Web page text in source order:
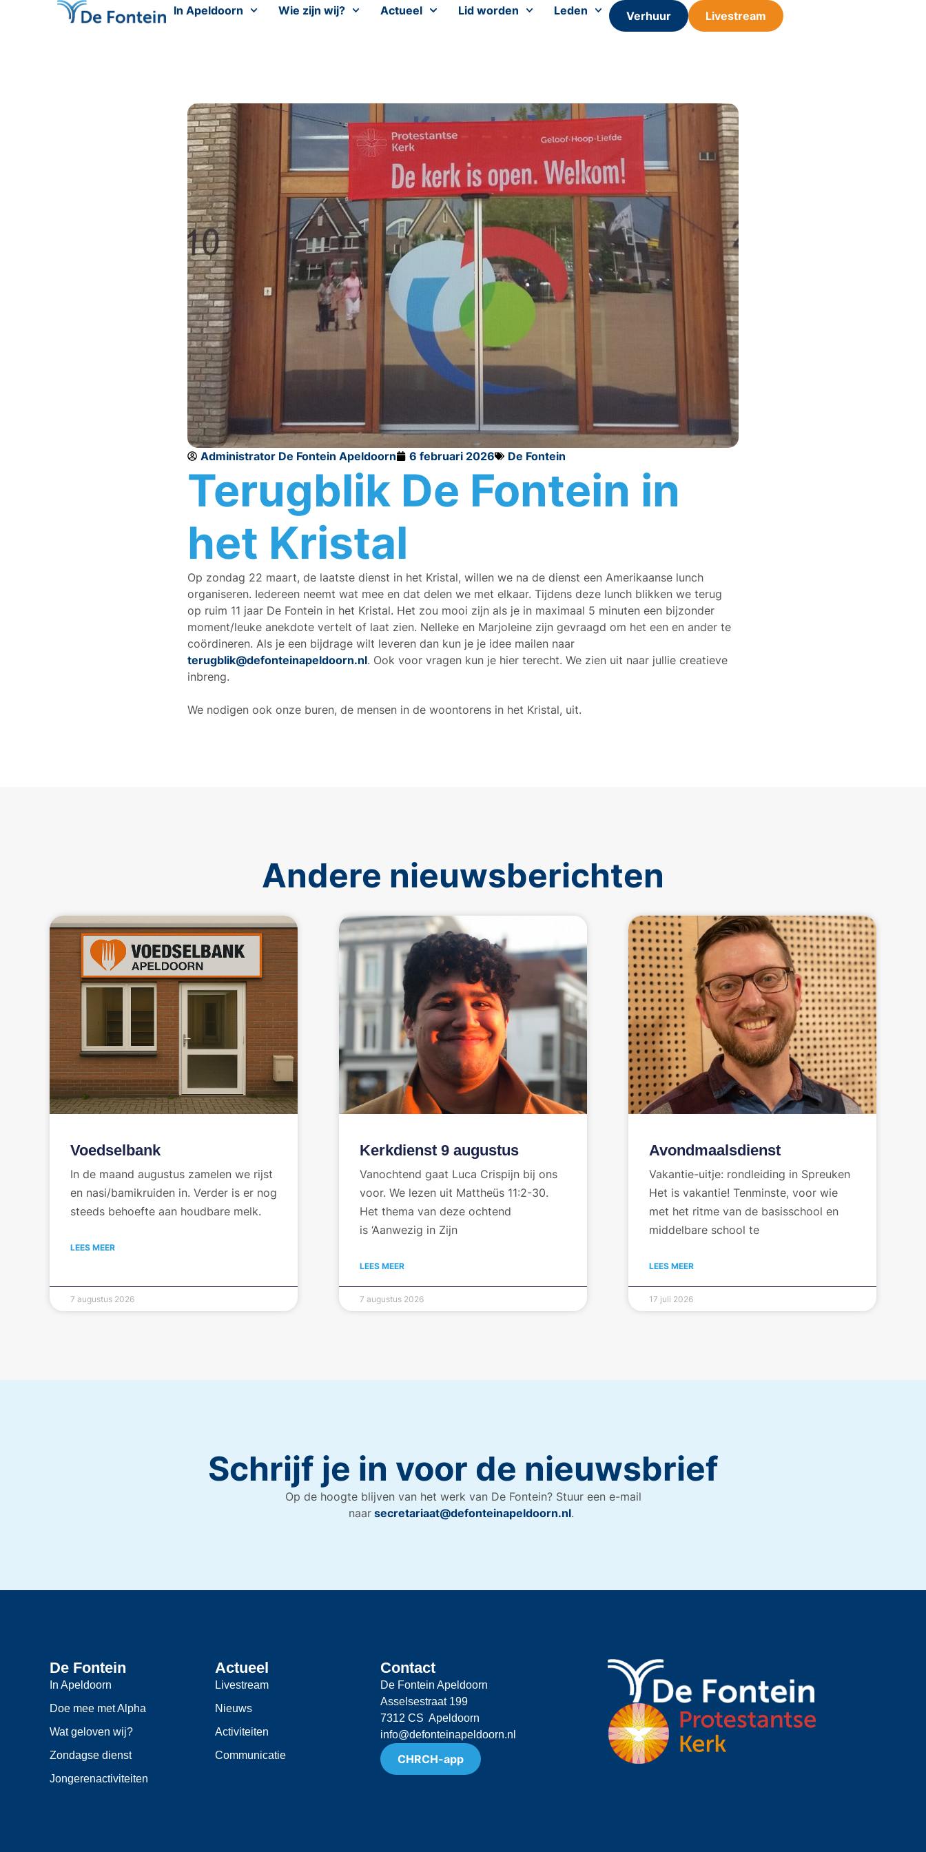
In Apeldoorn Wie zijn wij? Actueel Lid worden Leden Verhuur Livestream
Administrator De Fontein Apeldoorn 6 februari 2026 De Fontein
Terugblik De Fontein in
het Kristal
Op zondag 22 maart, de laatste dienst in het Kristal, willen we na de dienst een Amerikaanse lunch
organiseren. Iedereen neemt wat mee en dat delen we met elkaar. Tijdens deze lunch blikken we terug
op ruim 11 jaar De Fontein in het Kristal. Het zou mooi zijn als je in maximaal 5 minuten een bijzonder
moment/leuke anekdote vertelt of laat zien. Nelleke en Marjoleine zijn gevraagd om het een en ander te
coördineren. Als je een bijdrage wilt leveren dan kun je je idee mailen naar
terugblik@defonteinapeldoorn.nl. Ook voor vragen kun je hier terecht. We zien uit naar jullie creatieve
inbreng.
We nodigen ook onze buren, de mensen in de woontorens in het Kristal, uit.
Andere nieuwsberichten
Voedselbank
In de maand augustus zamelen we rijst
en nasi/bamikruiden in. Verder is er nog
steeds behoefte aan houdbare melk.
LEES MEER
7 augustus 2026
Kerkdienst 9 augustus
Vanochtend gaat Luca Crispijn bij ons
voor. We lezen uit Mattheüs 11:2-30.
Het thema van deze ochtend
is ‘Aanwezig in Zijn
LEES MEER
7 augustus 2026
Avondmaalsdienst
Vakantie-uitje: rondleiding in Spreuken
Het is vakantie! Tenminste, voor wie
met het ritme van de basisschool en
middelbare school te
LEES MEER
17 juli 2026
Schrijf je in voor de nieuwsbrief
Op de hoogte blijven van het werk van De Fontein? Stuur een e-mail
naar secretariaat@defonteinapeldoorn.nl.
De Fontein
In Apeldoorn
Doe mee met Alpha
Wat geloven wij?
Zondagse dienst
Jongerenactiviteiten
Actueel
Livestream
Nieuws
Activiteiten
Communicatie
Contact
De Fontein Apeldoorn
Asselsestraat 199
7312 CS Apeldoorn
info@defonteinapeldoorn.nl
CHRCH-app